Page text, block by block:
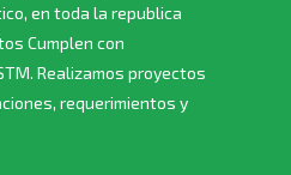
en toda la republica
Cumplen con
Realizamos proyectos
requerimientos y